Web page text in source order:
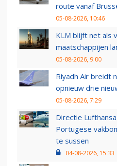
route vanaf
05-08-2026, 10:46
KLM blijft net als
maatschappijen
05-08-2026, 9:00
Riyadh Air breidt
opnieuw drie
05-08-2026, 7:29
Directie
Portugese
te sussen
04-08-2026, 15:33